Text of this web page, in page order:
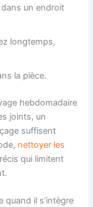
un endroit
longtemps,
la pièce.
hebdomadaire
joints, un
suffisent
nettoyer les
qui limitent
quand il s’intègre